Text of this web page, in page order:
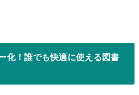
化！誰でも快適に使える図書